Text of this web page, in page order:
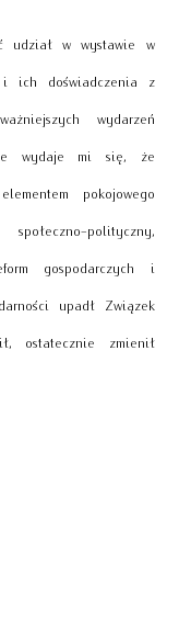
udział w wystawie w
i ich doświadczenia z
wydarzeń
wydaje mi się, że
pokojowego
polityczny,
gospodarczych i
upadł Związek
ostatecznie zmienił